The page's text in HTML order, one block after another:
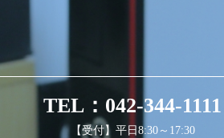
TEL：042-344-1111
【受付】平日8:30～17:30